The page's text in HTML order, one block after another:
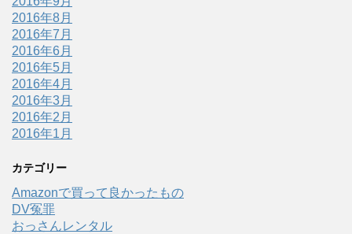
2016年8月
2016年7月
2016年6月
2016年5月
2016年4月
2016年3月
2016年2月
2016年1月
カテゴリー
Amazonで買って良かったもの
DV冤罪
おっさんレンタル